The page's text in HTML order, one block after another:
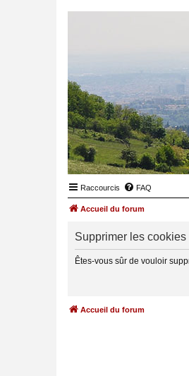
Raccourcis FAQ
Accueil du forum
Supprimer les cookies
Êtes-vous sûr de vouloir
Accueil du forum